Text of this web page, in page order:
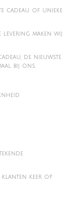
cadeau of unieke
levering maken wij
de nieuwste
bij ons.
keer op